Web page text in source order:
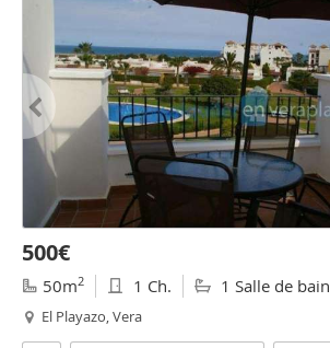
500€
50m2 1 Ch. 1 Salle de bain
El Playazo, Vera